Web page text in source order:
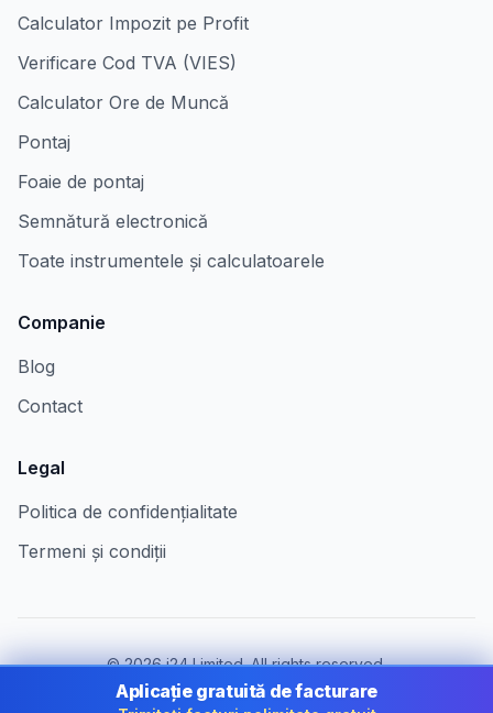
Calculator Impozit pe Profit
Verificare Cod TVA (VIES)
Calculator Ore de Muncă
Pontaj
Foaie de pontaj
Semnătură electronică
Toate instrumentele și calculatoarele
Companie
Blog
Contact
Legal
Politica de confidențialitate
Termeni și condiții
©2026i24 Limited. All rights reserved.
Pentru companii în Romania
Aplicație gratuită de facturare